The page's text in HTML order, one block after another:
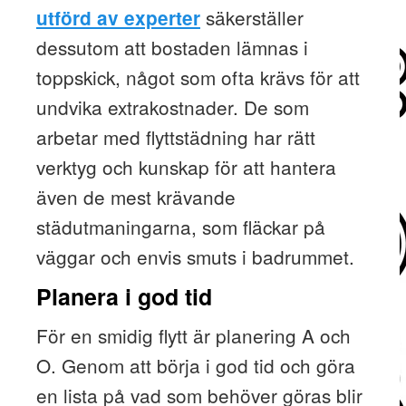
utförd av expertersäkerställer
dessutom att bostaden lämnas i
toppskick, något som ofta krävs för att
undvika extrakostnader. De som
arbetar med flyttstädning har rätt
verktyg och kunskap för att hantera
även de mest krävande
städutmaningarna, som fläckar på
väggar och envis smuts i badrummet.
Planera i god tid
För en smidig flytt är planering A och
O. Genom att börja i god tid och göra
en lista på vad som behöver göras blir